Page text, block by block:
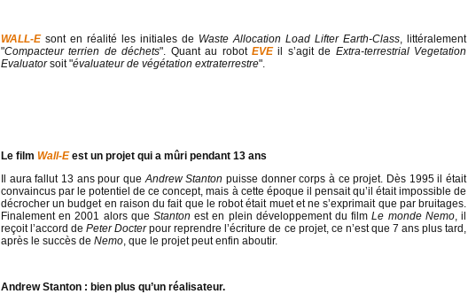
WALL-Esont en réalité les initiales de Waste Allocation Load Lifter Earth-Class, littéralement
"Compacteur terrien de déchets". Quant au robot EVEil s’agit de Extra-terrestrial Vegetation
Evaluatorsoit "évaluateur de végétation extraterrestre".
Le film Wall-Eest un projet qui a mûri pendant 13 ans
Il aura fallut 13 ans pour queAndrew Stanton puisse donner corps à ce projet. Dès 1995 il était
convaincus par le potentiel de ce concept, mais à cette époque il pensait qu’il était impossible de
décrocher un budget en raison du fait que le robot était muet et ne s’exprimait que par bruitages.
Finalement en 2001 alors que Stanton est en plein développement du filmLe monde Nemo, il
reçoit l’accord dePeter Docterpour reprendre l’écriture de ce projet, ce n’est que 7 ans plus tard,
après le succès de Nemo, que le projet peut enfin aboutir.
Andrew Stanton : bien plus qu’un réalisateur.